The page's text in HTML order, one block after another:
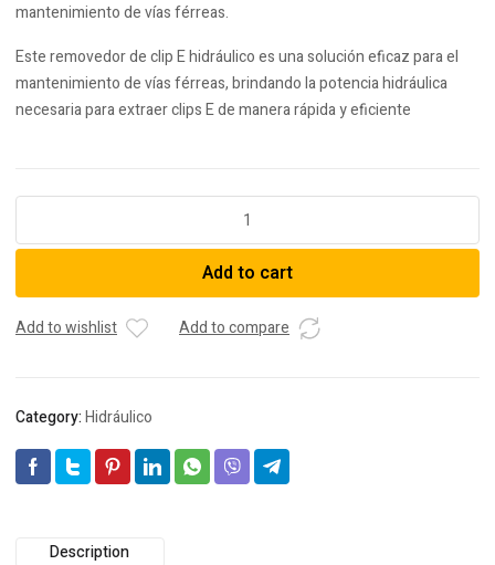
mantenimiento de vías férreas.
Este removedor de clip E hidráulico es una solución eficaz para el
mantenimiento de vías férreas, brindando la potencia hidráulica
necesaria para extraer clips E de manera rápida y eficiente
Hidráulico
E
quantity
Add to cart
Add to wishlist Add to compare
Category:Hidráulico
Description